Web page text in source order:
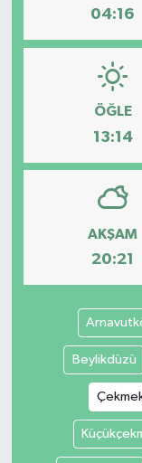
04:16
ÖĞLE
13:14
AKŞAM
20:21
Beylikdüzü